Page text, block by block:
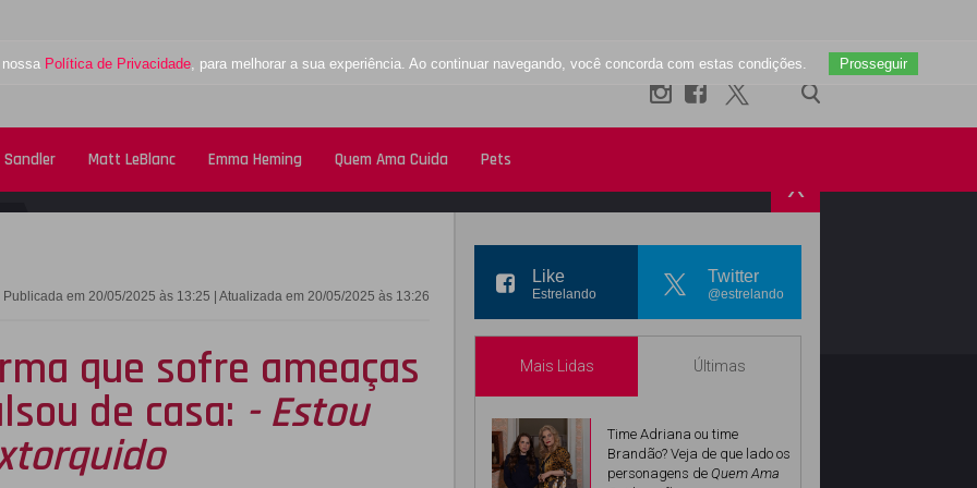
Política de Privacidade, para melhorar a sua experiência. Ao continuar navegando, você concorda com estas condições. Prosseguir
Sandler Matt LeBlanc Emma Heming Quem Ama Cuida Pets
X
Publicada em 20/05/2025 às 13:25 | Atualizada em 20/05/2025 às 13:26
que sofre ameaças
de casa: - Estou
Like
Estrelando
Twitter
@estrelando
Mais Lidas Últimas
Time Adriana ou time
Brandão? Veja de que lado os
personagens de Quem Ama
INSTAGRAM